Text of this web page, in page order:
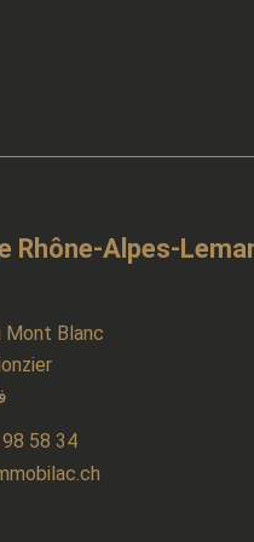
Rhône-Alpes-
Mont Blanc
58 34